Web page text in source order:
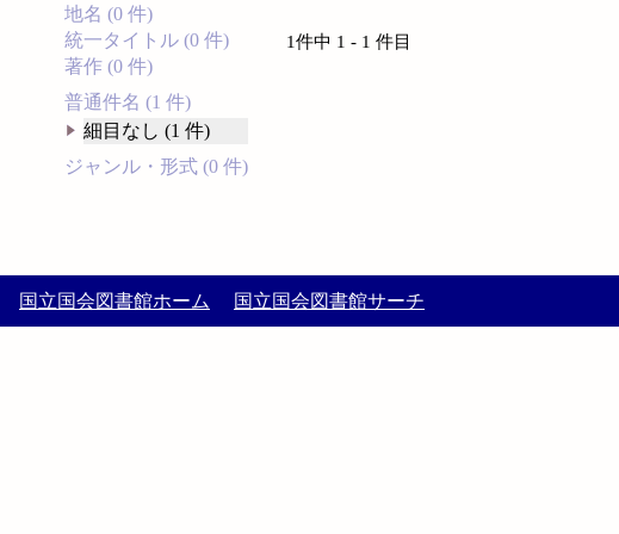
地名 (0 件)
統一タイトル (0 件)
著作 (0 件)
普通件名 (1 件)
細目なし (1 件)
ジャンル・形式 (0 件)
1件中 1 - 1 件目
国立国会図書館ホーム 国立国会図書館サーチ